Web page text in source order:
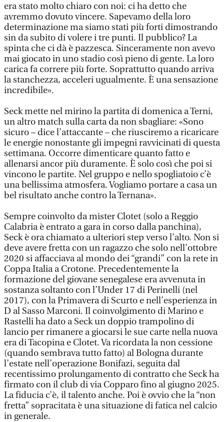
era stato molto chiaro con noi: ci ha detto che
avremmo dovuto vincere. Sapevamo della loro
determinazione ma siamo stati più forti dimostrando
sin da subito di volere i tre punti. Il pubblico? La
spinta che ci dà è pazzesca. Sinceramente non avevo
mai giocato in uno stadio così pieno di gente. La loro
carica fa correre più forte. Soprattutto quando arriva
la stanchezza, acceleri ugualmente. È una sensazione
incredibile».
Seck mette nel mirino la partita di domenica a Terni,
un altro match sulla carta da non sbagliare: «Sono
sicuro – dice l’attaccante – che riusciremo a ricaricare
le energie nonostante gli impegni ravvicinati di questa
settimana. Occorre dimenticare quanto fatto e
allenarsi ancor più duramente. È solo così che poi si
vincono le partite. Nel gruppo e nello spogliatoio c’è
una bellissima atmosfera. Vogliamo portare a casa un
bel risultato anche contro la Ternana».
Sempre coinvolto da mister Clotet (solo a Reggio
Calabria è entrato a gara in corso dalla panchina),
Seck è ora chiamato a ulteriori step verso l’alto. Non si
deve avere fretta con un ragazzo che solo nell’ottobre
2020 si affacciava al mondo dei “grandi” con la rete in
Coppa Italia a Crotone. Precedentemente la
formazione del giovane senegalese era avvenuta in
sostanza soltanto con l’Under 17 di Perinelli (nel
2017), con la Primavera di Scurto e nell’esperienza in
D al Sasso Marconi. Il coinvolgimento di Marino e
Rastelli ha dato a Seck un doppio trampolino di
lancio per rimanere a giocarsi le sue carte nella nuova
era di Tacopina e Clotet. Va ricordata la non cessione
(quando sembrava tutto fatto) al Bologna durante
l’estate nell’operazione Bonifazi, seguita dal
recentissimo prolungamento di contratto che Seck ha
firmato con il club di via Copparo fino al giugno 2025.
La fiducia c’è, il talento anche. Poi è ovvio che la “non
fretta” sopracitata è una situazione di fatica nel calcio
in generale.